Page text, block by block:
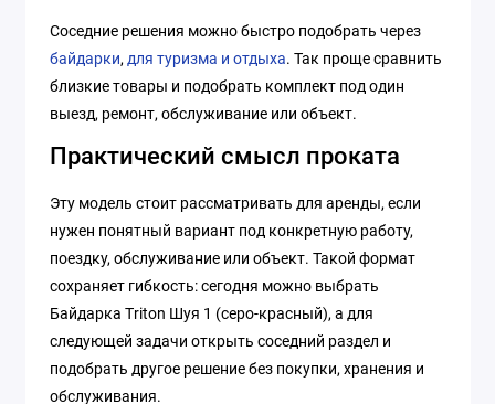
Соседние решения можно быстро подобрать через
байдарки, для туризма и отдыха. Так проще сравнить
близкие товары и подобрать комплект под один
выезд, ремонт, обслуживание или объект.
Практический смысл проката
Эту модель стоит рассматривать для аренды, если
нужен понятный вариант под конкретную работу,
поездку, обслуживание или объект. Такой формат
сохраняет гибкость: сегодня можно выбрать
Байдарка Triton Шуя 1 (серо-красный), а для
следующей задачи открыть соседний раздел и
подобрать другое решение без покупки, хранения и
обслуживания.